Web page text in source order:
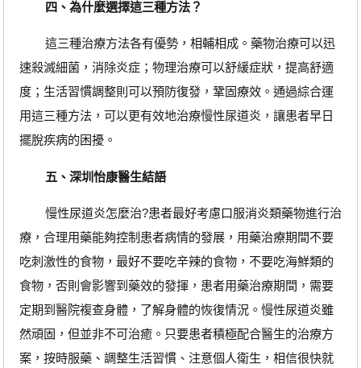
四、為什麼選擇這三種方法？
這三種治療方法各有優勢，相輔相成。藥物治療可以迅
速殺滅細菌，消除炎症；物理治療可以舒緩症狀，提高舒適
度；生活習慣調整則可以預防復發，鞏固療效。通過綜合運
用這三種方法，可以更有效地治療慢性尿道炎，讓患者早日
擺脫疾病的困擾。
五、深圳怡康醫生結語
慢性尿道炎怎麼治?患者最好考慮口服消炎類藥物進行治
療，合理用藥能夠控制患者病情的發展，用藥治療期間不要
吃刺激性的食物，最好不要吃辛辣的食物，不要吃海鮮類的
食物，否則會影響到藥效的發揮，患者用藥治療期間，需要
定期到醫院複查身體，了解身體的恢復情況。慢性尿道炎雖
然頑固，但並非不可治癒。只要患者積極配合醫生的治療方
案，按時服藥、調整生活習慣、注意個人衛生，相信很快就